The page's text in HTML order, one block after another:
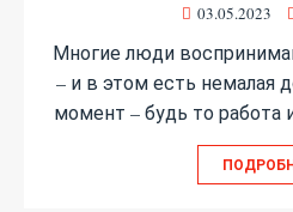
03.05.2023
Многие люди
– и в этом есть немалая
момент – будь то работа